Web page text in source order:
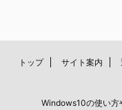
トップ サイト案内
Windows10の使い方